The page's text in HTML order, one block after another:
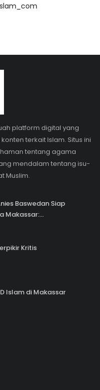
platform digital yang
terkait Islam. Situs ini
tentang agama
mendalam tentang isu-
Muslim.
Baswedan Siap
Makassar:...
Kritis
Islam di Makassar